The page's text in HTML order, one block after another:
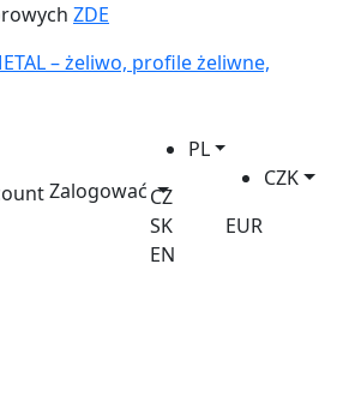
ZDE
Zalogować
PL
CZ
SK
EN
CZK
EUR